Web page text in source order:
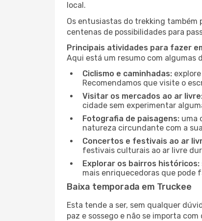
local.
Os entusiastas do trekking também
centenas de possibilidades para
Principais atividades para fazer
Aqui está um resumo com algumas
Ciclismo e caminhadas:
Recomendamos que visite o
Visitar os mercados ao ar
cidade sem experimentar
Fotografia de paisagens: uma
natureza circundante com a
Concertos e festivais ao ar
festivais culturais ao ar livre
Explorar os bairros históricos:
mais enriquecedoras que pode
Baixa temporada em Truckee
Esta tende a ser, sem qualquer
paz e sossego e não se importa